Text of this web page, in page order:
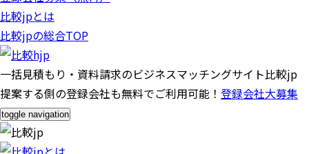
比較jpとは
比較jpの総合TOP
一括見積もり・資料請求のビジネスマッチングサイト比較jp
提案する側の登録会社も無料でご利用可能！ 登録会社大募集
toggle navigation